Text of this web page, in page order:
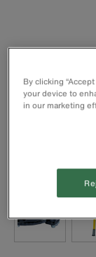
By clicking
your device to
in our marketing